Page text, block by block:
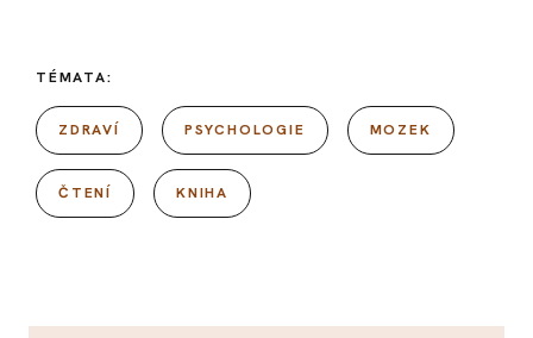
TÉMATA:
ZDRAVÍ PSYCHOLOGIE MOZEK
ČTENÍ KNIHA